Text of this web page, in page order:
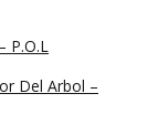
P.O.L
Del Arbol –